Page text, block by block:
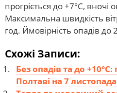
прогріється до +7°С, вночі
Максимальна швидкість
год. Ймовірність опадів до
Схожі Записи:
Без опадів та до
Полтаві на 7 листопада